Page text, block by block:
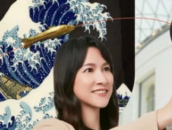
居家生活 3C家電
女裝 男裝